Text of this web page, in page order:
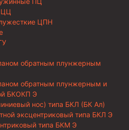
ЦЦ
ЦПН
обратным плунжерным
обратным плунжерным и
БКОКП Э
нос) типа БКЛ (БК Ал)
эксцентриковый типа БКЛ Э
типа БКМ Э